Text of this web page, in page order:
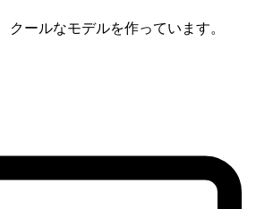
クールなモデルを作っています。